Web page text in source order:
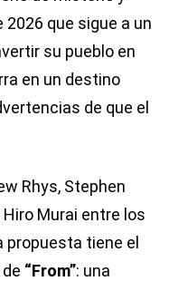
que sigue a un
su pueblo en
en un destino
de que el
Rhys, Stephen
Hiro Murai entre los
propuesta tiene el
“From”: una